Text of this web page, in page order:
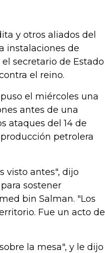
y otros aliados del
instalaciones de
secretario de Estado
el reino.
el miércoles una
antes de una
ataques del 14 de
petrolera
visto antes", dijo
sostener
bin Salman. "Los
Fue un acto de
la mesa", y le dijo